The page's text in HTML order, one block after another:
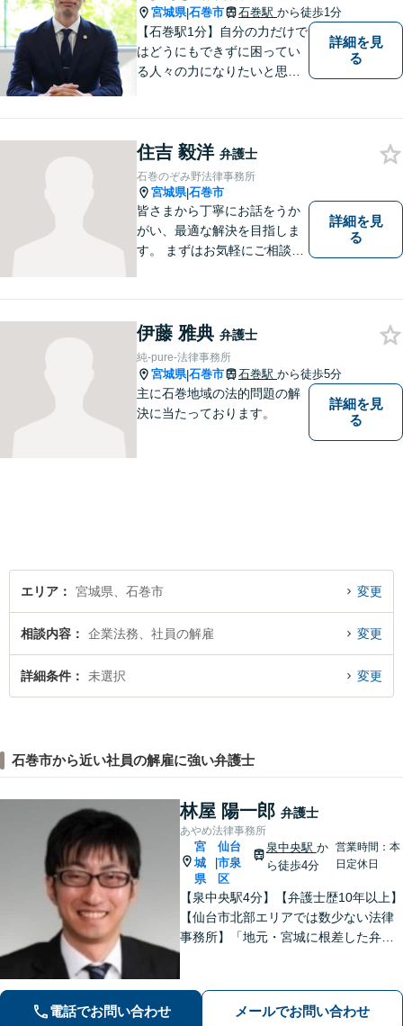
宮城県|石巻市 石巻駅 から徒歩1分
【石巻駅1分】自分の力だけで
はどうにもできずに困ってい
る人々の力になりたいと思い
決ができるよう、サポートい
たします。ぜひ一度ご相談く
ださい。
詳細を見
る
住吉 毅洋 弁護士
石巻のぞみ野法律事務所
宮城県|石巻市
皆さまから丁寧にお話をうか
がい、最適な解決を目指しま
す。 まずはお気軽にご相談く
詳細を見
る
伊藤 雅典 弁護士
純-pure-法律事務所
宮城県|石巻市 石巻駅 から徒歩5分
主に石巻地域の法的問題の解
決に当たっております。
詳細を見
る
エリア 宮城県、石巻市 変更
相談内容 企業法務、社員の解雇 変更
詳細条件 未選択 変更
石巻市から近い社員の解雇に強い弁護士
林屋 陽一郎 弁護士
あやめ法律事務所
宮
城
県
仙台
市泉
区
泉中央駅 か
ら徒歩4分
営業時間：本
日定休日
【泉中央駅4分】【弁護士歴10年以上】
【仙台市北部エリアでは数少ない法律
事務所】「地元・宮城に根差した弁護
電話でお問い合わせ メールでお問い合わせ